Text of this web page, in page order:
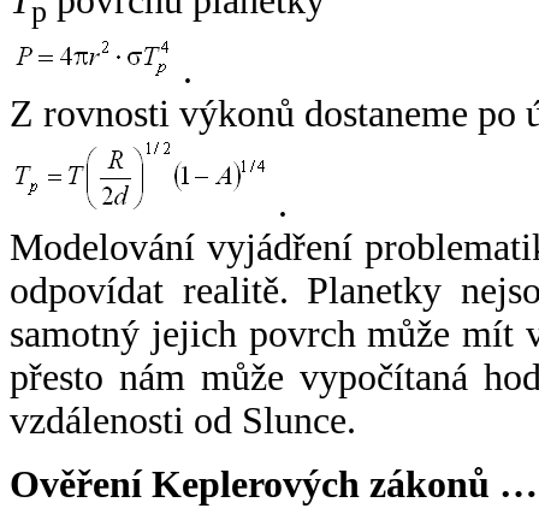
p
.
Z rovnosti výkonů dostaneme po
.
Modelování vyjádření
odpovídat realitě. Planetky
samotný jejich povrch může mít
přesto nám může vypočítaná
vzdálenosti od Slunce.
Ověření Keplerových zákonů …